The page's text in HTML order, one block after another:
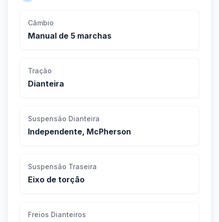
Câmbio
Manual de 5 marchas
Tração
Dianteira
Suspensão Dianteira
Independente, McPherson
Suspensão Traseira
Eixo de torção
Freios Dianteiros